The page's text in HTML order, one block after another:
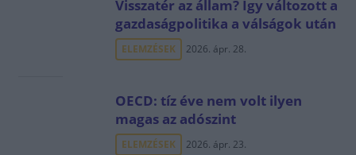
Visszatér az állam? Így változott a
gazdaságpolitika a válságok után
ELEMZÉSEK 2026. ápr. 28.
OECD: tíz éve nem volt ilyen
magas az adószint
ELEMZÉSEK 2026. ápr. 23.